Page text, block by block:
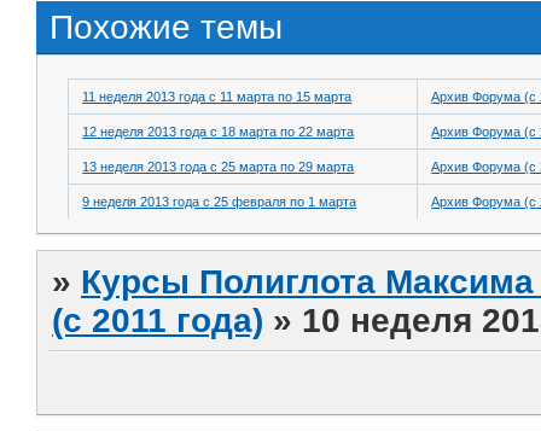
Похожие темы
11 неделя 2013 года с 11 марта по 15 марта Архив Форума (с
12 неделя 2013 года с 18 марта по 22 марта Архив Форума (с
13 неделя 2013 года с 25 марта по 29 марта Архив Форума (с
9 неделя 2013 года с 25 февраля по 1 марта Архив Форума (с
» Курсы Полиглота
(с 2011 года) » 10 неделя